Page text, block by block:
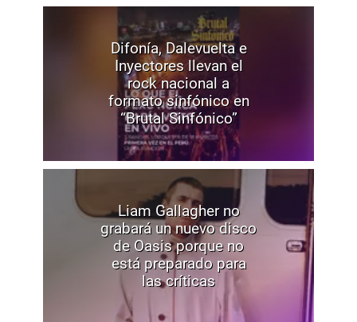
Difonía, Dalevuelta e
Inyectores llevan el
rock nacional a
formato sinfónico en
“Brutal Sinfónico”
Liam Gallagher no
grabará un nuevo disco
de Oasis porque no
está preparado para
las críticas